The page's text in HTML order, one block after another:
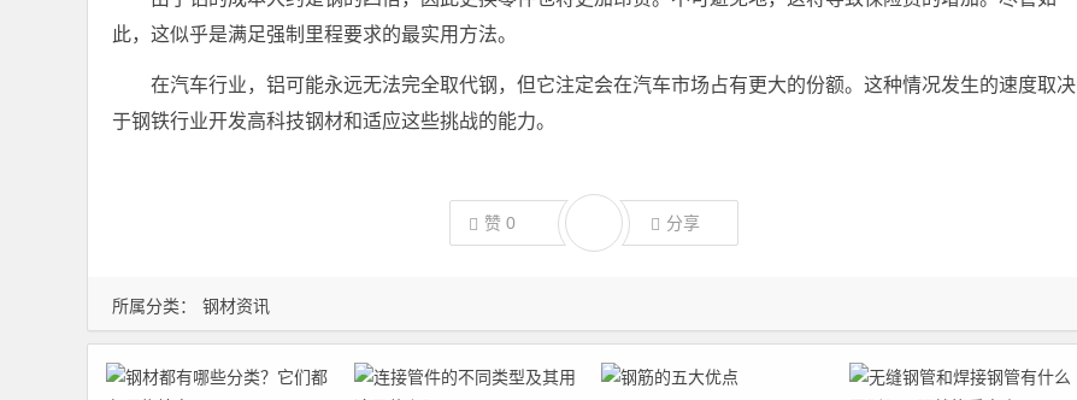
此，这似乎是满足强制里程要求的最实用方法。
在汽车行业，铝可能永远无法完全取代钢，但它注定会在汽车市场占有更大的份额。这种情况发生的速度取决
于钢铁行业开发高科技钢材和适应这些挑战的能力。
赞 0 分享
所属分类： 钢材资讯